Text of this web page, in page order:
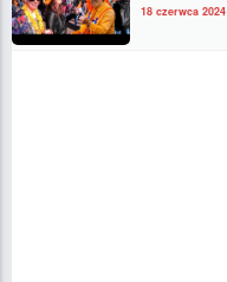
18 czerwca 2024